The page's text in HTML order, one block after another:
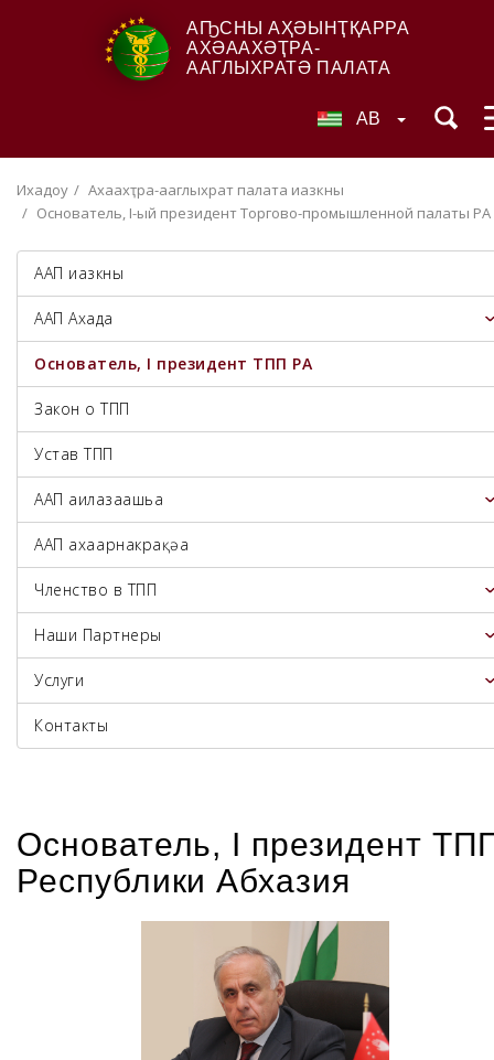
АҦСНЫ АҲӘЫНҬҚАРРА
АХӘААХӘҬРА-
ААГЛЫХРАТӘ ПАЛАТА
AB
Ихадоу
Ахәаахәҭра-ааглыхратә палата иазкны
Основатель, I-ый президент Торгово-промышленной палаты РА
ААП иазкны
ААП Ахада
Основатель, I президент ТПП РА
Закон о ТПП
Устав ТПП
ААП аилазаашьа
ААП ахаҭарнакрақәа
Членство в ТПП
Наши Партнеры
Услуги
Контакты
Основатель, I президент
Республики Абхазия